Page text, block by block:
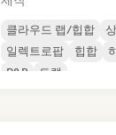
클라우드 랩/힙합
일렉트로팝
힙합
R&B
트랩